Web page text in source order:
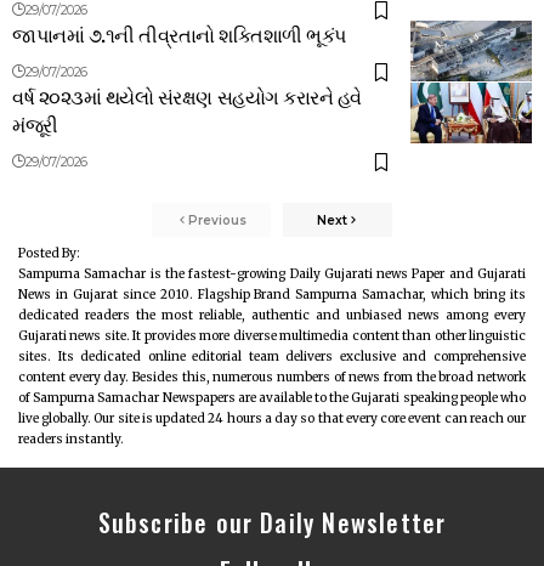
29/07/2026
જાપાનમાં ૭.૧ની તીવ્રતાનો શક્તિશાળી ભૂકંપ
29/07/2026
વર્ષ ૨૦૨૩માં થયેલો સંરક્ષણ સહયોગ કરારને હવે
મંજૂરી
29/07/2026
Previous Next
Posted By:
Sampurna Samachar is the fastest-growing Daily Gujarati news Paper and Gujarati
News in Gujarat since 2010. Flagship Brand Sampurna Samachar, which bring its
dedicated readers the most reliable, authentic and unbiased news among every
Gujarati news site. It provides more diverse multimedia content than other linguistic
sites. Its dedicated online editorial team delivers exclusive and comprehensive
content every day. Besides this, numerous numbers of news from the broad network
of Sampurna Samachar Newspapers are available to the Gujarati speaking people who
live globally. Our site is updated 24 hours a day so that every core event can reach our
readers instantly.
Subscribe our Daily Newsletter